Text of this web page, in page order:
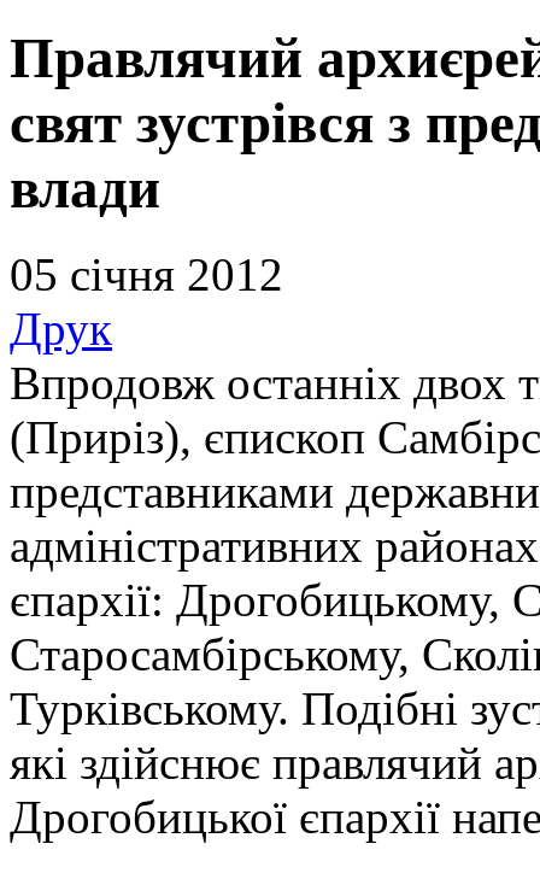
Правлячий
свят зустрівся з
влади
05 січня 2012
Друк
Впродовж останніх двох
(Приріз), єпископ
представниками
адміністративних
єпархії: Дрогобицькому,
Старосамбірському,
Турківському. Подібні
які здійснює правлячий
Дрогобицької єпархії